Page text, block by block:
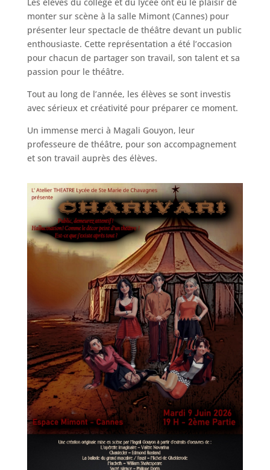
monter sur scène à la salle Mimont (Cannes) pour
présenter leur spectacle de théâtre devant un public
enthousiaste. Cette représentation a été l’occasion
pour chacun de partager son travail, son talent et sa
passion pour le théâtre.
Tout au long de l’année, les élèves se sont investis
avec sérieux et créativité pour préparer ce moment.
Un immense merci à Magali Gouyon, leur
professeure de théâtre, pour son accompagnement
et son travail auprès des élèves.